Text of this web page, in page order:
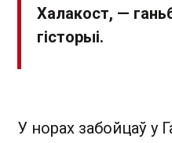
Халакост, —
гісторыі.
У норах забойцаў у